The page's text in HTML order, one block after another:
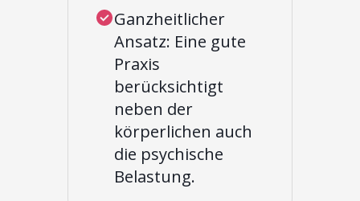
Ganzheitlicher
Ansatz: Eine gute
Praxis
berücksichtigt
neben der
körperlichen auch
die psychische
Belastung.